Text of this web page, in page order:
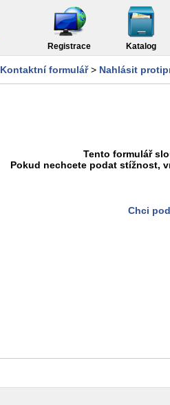
Registrace Katalog
Kontaktní formulář> Nahlásit
Tento formulář
Pokud nechcete podat stížnost,
Chci